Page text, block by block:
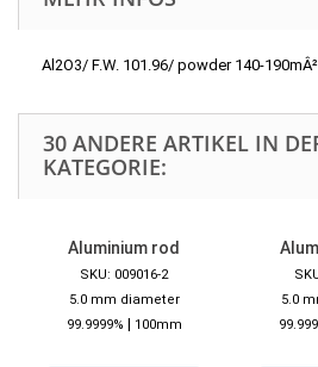
Al2O3/ F.W. 101.96/ powder 140-
30 ANDERE ARTIKEL IN
KATEGORIE:
Aluminium rod
SKU: 009016-2
5.0 mm diameter
99.9999% | 100mm
5.0